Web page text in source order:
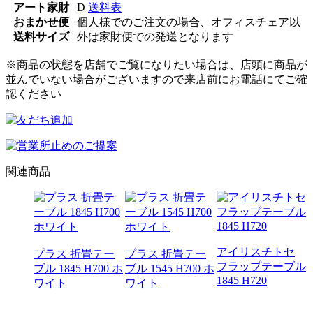
アート家財
おまかせ便
送料サイズ
D 送料表
個人様でのご注文の場合、オフィスチェア以
外は家財便での発送となります
※商品の状態を店舗でご覧になりたい場合は、店頭に商品が
並んでいない場合がございますので来店前にお電話にてご確
認ください
関連商品
プラス 折畳テー
ブル 1845 H700 ホ
ワイト
プラス 折畳テー
ブル 1545 H700 ホ
ワイト
アイリスチトセ
フラップテーブル
1845 H720